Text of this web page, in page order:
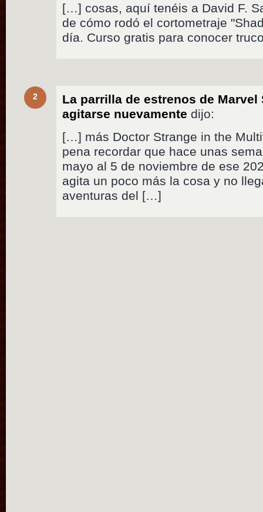
[…] cosas, aquí tenéis a David F.
de cómo rodó el cortometraje
día. Curso gratis para conocer
2
La parrilla de estrenos de Marvel
agitarse nuevamente dijo:
[…] más Doctor Strange in the
pena recordar que hace unas
mayo al 5 de noviembre de ese
agita un poco más la cosa y no
aventuras del […]